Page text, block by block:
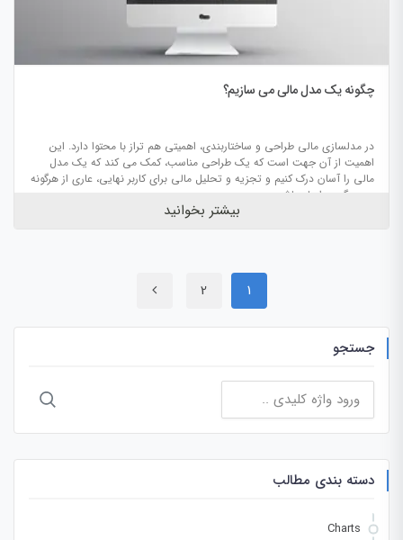
چگونه یک مدل مالی می سازیم؟
در مدل‎سازی مالی طراحی و ساختاربندی، اهمیتی هم تراز با محتوا دارد. این
اهمیت از آن جهت است که یک طراحی مناسب، کمک می کند که یک مدل
مالی را آسان درک کنیم و تجزیه و تحلیل مالی برای کاربر نهایی، عاری از هرگونه
پیچیدگی و ابهام باشد.
بیشتر بخوانید
1
2
جستجو
جستجو
برای:
دسته بندی مطالب
Charts